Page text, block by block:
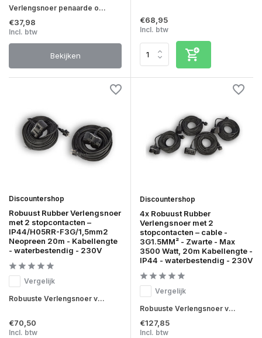
Verlengsnoer penaarde o...
€37,98
Incl. btw
Bekijken
€68,95
Incl. btw
Discountershop
Robuust Rubber Verlengsnoer
met 2 stopcontacten –
IP44/H05RR-F3G/1,5mm2
Neopreen 20m - Kabellengte
- waterbestendig - 230V
Vergelijk
Robuuste Verlengsnoer v...
€70,50
Incl. btw
Discountershop
4x Robuust Rubber
Verlengsnoer met 2
stopcontacten – cable -
3G1.5MM² - Zwarte - Max
3500 Watt, 20m Kabellengte -
IP44 - waterbestendig - 230V
Vergelijk
Robuuste Verlengsnoer v...
€127,85
Incl. btw